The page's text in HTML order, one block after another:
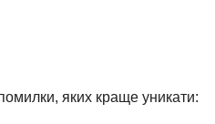
яких краще уникати: